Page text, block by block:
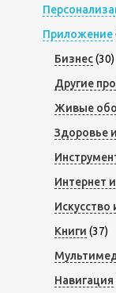
Приложение
Бизнес(30)
Другие
Живые
Здоровье
Интернет
Искусство
Книги (37)
Навигация